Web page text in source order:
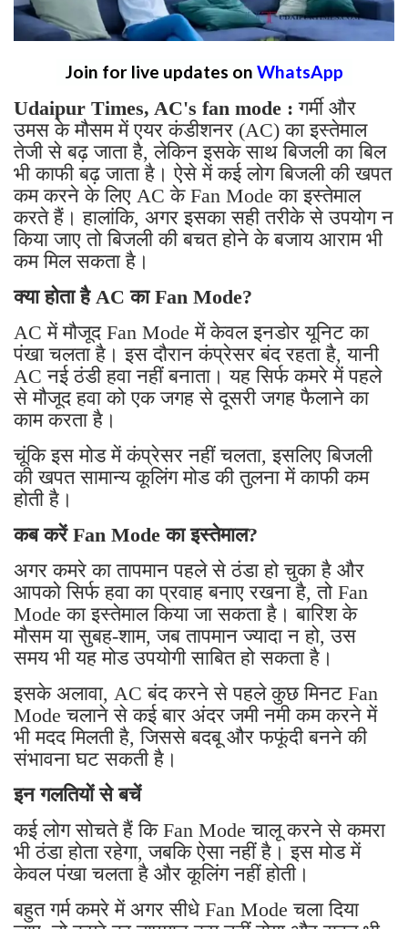
Join for live updates on WhatsApp
Udaipur Times, AC's fan mode : गर्मी और
उमस के मौसम में एयर कंडीशनर (AC) का इस्तेमाल
तेजी से बढ़ जाता है, लेकिन इसके साथ बिजली का बिल
भी काफी बढ़ जाता है। ऐसे में कई लोग बिजली की खपत
कम करने के लिए AC के Fan Mode का इस्तेमाल
करते हैं। हालांकि, अगर इसका सही तरीके से उपयोग न
किया जाए तो बिजली की बचत होने के बजाय आराम भी
कम मिल सकता है।
क्या होता है AC का Fan Mode?
AC में मौजूद Fan Mode में केवल इनडोर यूनिट का
पंखा चलता है। इस दौरान कंप्रेसर बंद रहता है, यानी
AC नई ठंडी हवा नहीं बनाता। यह सिर्फ कमरे में पहले
से मौजूद हवा को एक जगह से दूसरी जगह फैलाने का
काम करता है।
चूंकि इस मोड में कंप्रेसर नहीं चलता, इसलिए बिजली
की खपत सामान्य कूलिंग मोड की तुलना में काफी कम
होती है।
कब करें Fan Mode का इस्तेमाल?
अगर कमरे का तापमान पहले से ठंडा हो चुका है और
आपको सिर्फ हवा का प्रवाह बनाए रखना है, तो Fan
Mode का इस्तेमाल किया जा सकता है। बारिश के
मौसम या सुबह-शाम, जब तापमान ज्यादा न हो, उस
समय भी यह मोड उपयोगी साबित हो सकता है।
इसके अलावा, AC बंद करने से पहले कुछ मिनट Fan
Mode चलाने से कई बार अंदर जमी नमी कम करने में
भी मदद मिलती है, जिससे बदबू और फफूंदी बनने की
संभावना घट सकती है।
इन गलतियों से बचें
कई लोग सोचते हैं कि Fan Mode चालू करने से कमरा
भी ठंडा होता रहेगा, जबकि ऐसा नहीं है। इस मोड में
केवल पंखा चलता है और कूलिंग नहीं होती।
बहुत गर्म कमरे में अगर सीधे Fan Mode चला दिया